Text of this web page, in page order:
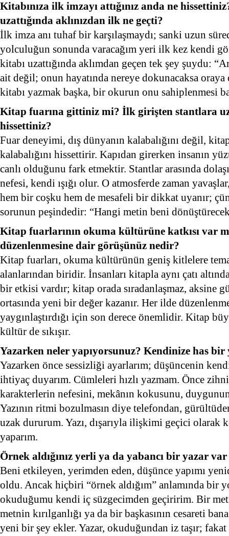
Kitabınıza ilk imzayı attığınız anda ne
uzattığında aklınızdan ilk ne geçti?
İlk imza anı tuhaf bir karşılaşmaydı; sanki uzun
yolculuğun sonunda varacağım yeri ilk kez kendi
kitabı uzattığında aklımdan geçen tek şey şuydu:
ait değil; onun hayatında nereye dokunacaksa
kitabı yazmak başka, bir okurun onu sahiplenmesi
Kitap fuarına gittiniz mi? İlk girişten stantlara
hissettiniz?
Fuar deneyimi, dış dünyanın kalabalığını değil,
kalabalığını hissettirir. Kapıdan girerken insanın
canlı olduğunu fark etmektir. Stantlar arasında
nefesi, kendi ışığı olur. O atmosferde zaman
hem bir coşku hem de mesafeli bir dikkat uyanır;
sorunun peşindedir: “Hangi metin beni
Kitap fuarlarının okuma kültürüne katkısı var
düzenlenmesine dair görüşünüz nedir?
Kitap fuarları, okuma kültürünün geniş kitlelere
alanlarından biridir. İnsanları kitapla aynı çatı
bir etkisi vardır; kitap orada sıradanlaşmaz, aksine
ortasında yeni bir değer kazanır. Her ilde
yaygınlaştırdığı için son derece önemlidir. Kitap
kültür de sıkışır.
Yazarken neler yapıyorsunuz? Kendinize has
Yazarken önce sessizliği ayarlarım; düşüncenin
ihtiyaç duyarım. Cümleleri hızlı yazmam. Önce
karakterlerin nefesini, mekânın kokusunu, duygunun
Yazının ritmi bozulmasın diye telefondan,
uzak dururum. Yazı, dışarıyla ilişkimi geçici olarak
yaparım.
Örnek aldığınız yerli ya da yabancı bir yazar var
Beni etkileyen, yerimden eden, düşünce yapımı
oldu. Ancak hiçbiri “örnek aldığım” anlamında bir
okuduğumu kendi iç süzgecimden geçiririm. Bir
metnin kırılganlığı ya da bir başkasının cesareti
yeni bir şey ekler. Yazar, okuduğundan iz taşır;